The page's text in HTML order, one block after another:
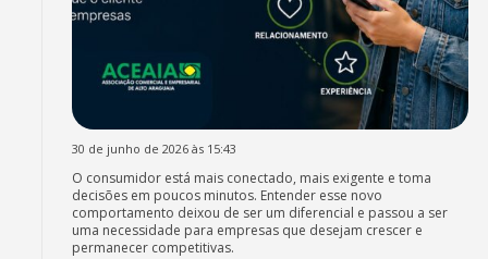
30 de junho de 2026 às 15:43
O consumidor está mais conectado, mais exigente e toma
decisões em poucos minutos. Entender esse novo
comportamento deixou de ser um diferencial e passou a ser
uma necessidade para empresas que desejam crescer e
permanecer competitivas.